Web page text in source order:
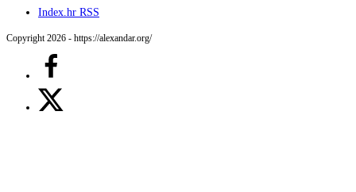
Index.hr RSS
Copyright 2026 - https://alexandar.org/